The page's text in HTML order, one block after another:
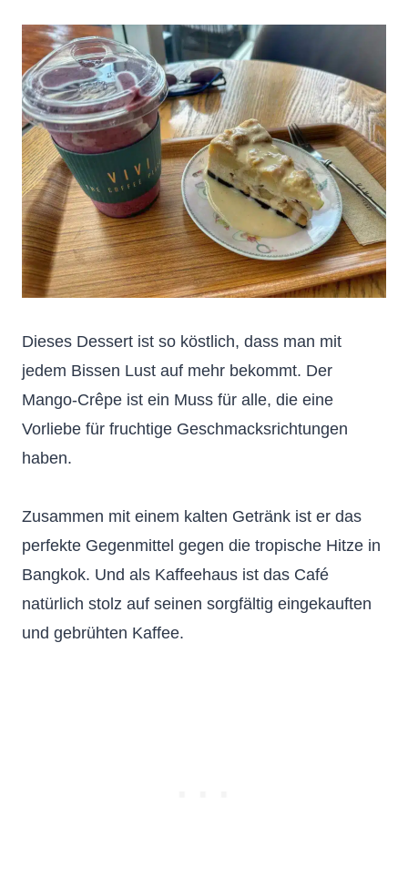
Dieses Dessert ist so köstlich, dass man mit
jedem Bissen Lust auf mehr bekommt. Der
Mango-Crêpe ist ein Muss für alle, die eine
Vorliebe für fruchtige Geschmacksrichtungen
haben.
Zusammen mit einem kalten Getränk ist er das
perfekte Gegenmittel gegen die tropische Hitze in
Bangkok. Und als Kaffeehaus ist das Café
natürlich stolz auf seinen sorgfältig eingekauften
und gebrühten Kaffee.